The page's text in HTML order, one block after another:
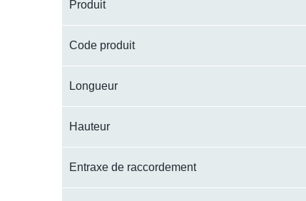
Produit
Code produit
Longueur
Hauteur
Entraxe de raccordement